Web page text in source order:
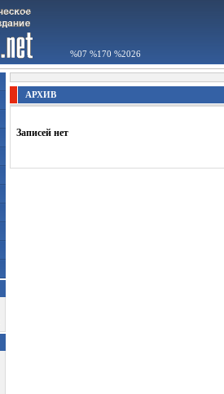
%07 %170 %2026
АРХИВ
Записей нет